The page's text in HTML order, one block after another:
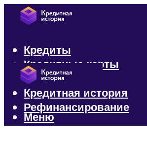
Кредиты
Кредитные карты
Микрозаймы
Кредитная история
Рефинансирование
Меню